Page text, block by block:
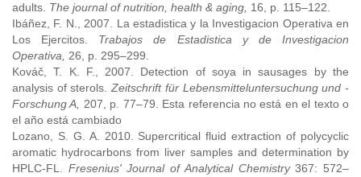
adults. The journal of nutrition, health & aging, 16, p. 115–122.
Ibáñez, F. N., 2007. La estadistica y la Investigacion Operativa en
Los Ejercitos. Trabajos de Estadistica y de Investigacion
Operativa, 26, p. 295–299.
Kováč, T. K. F., 2007. Detection of soya in sausages by the
analysis of sterols.Zeitschrift für Lebensmitteluntersuchung und -
Forschung A, 207, p. 77–79. Esta referencia no está en el texto o
el año está cambiado
Lozano, S. G. A. 2010. Supercritical fluid extraction of polycyclic
aromatic hydrocarbons from liver samples and determination by
HPLC-FL. Fresenius' Journal of Analytical Chemistry367: 572–